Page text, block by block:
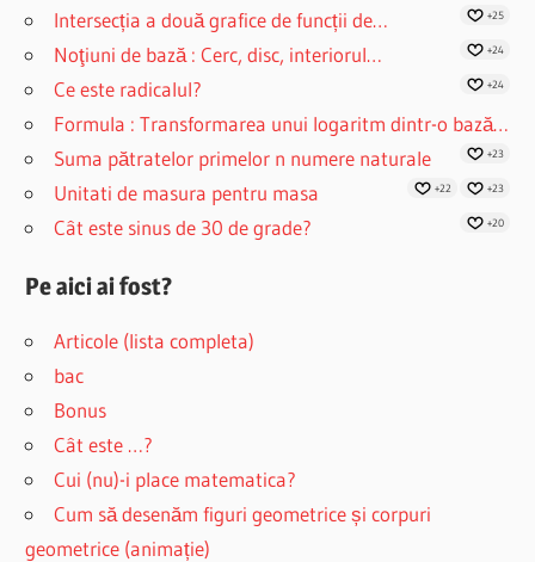
Intersecția a două grafice de funcții de… +25
Noţiuni de bază : Cerc, disc, interiorul… +24
Ce este radicalul? +24
Formula : Transformarea unui logaritm dintr-o bază…
+23
Suma pătratelor primelor n numere naturale
+23
Unitati de masura pentru masa +22
Cât este sinus de 30 de grade? +20
Pe aici ai fost?
Articole (lista completa)
bac
Bonus
Cât este …?
Cui (nu)-i place matematica?
Cum să desenăm figuri geometrice și corpuri
geometrice (animație)